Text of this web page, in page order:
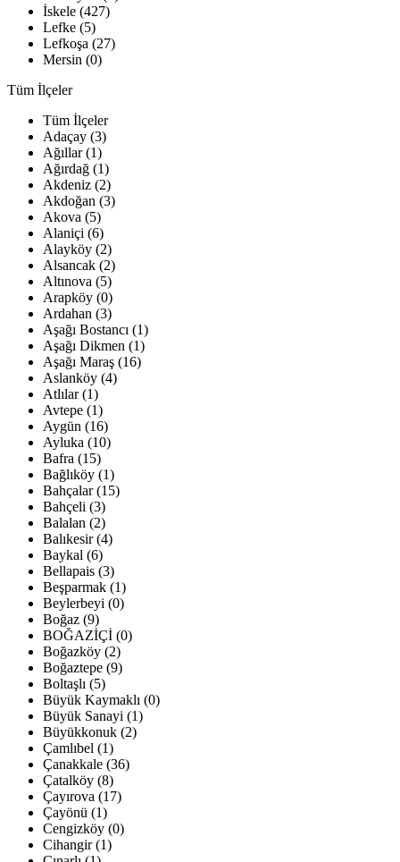
İskele (427)
Lefke (5)
Lefkoşa (27)
Mersin (0)
Tüm İlçeler
Tüm İlçeler
Adaçay (3)
Ağıllar (1)
Ağırdağ (1)
Akdeniz (2)
Akdoğan (3)
Akova (5)
Alaniçi (6)
Alayköy (2)
Alsancak (2)
Altınova (5)
Arapköy (0)
Ardahan (3)
Aşağı Bostancı (1)
Aşağı Dikmen (1)
Aşağı Maraş (16)
Aslanköy (4)
Atlılar (1)
Avtepe (1)
Aygün (16)
Ayluka (10)
Bafra (15)
Bağlıköy (1)
Bahçalar (15)
Bahçeli (3)
Balalan (2)
Balıkesir (4)
Baykal (6)
Bellapais (3)
Beşparmak (1)
Beylerbeyi (0)
Boğaz (9)
BOĞAZİÇİ (0)
Boğazköy (2)
Boğaztepe (9)
Boltaşlı (5)
Büyük Kaymaklı (0)
Büyük Sanayi (1)
Büyükkonuk (2)
Çamlıbel (1)
Çanakkale (36)
Çatalköy (8)
Çayırova (17)
Çayönü (1)
Cengizköy (0)
Cihangir (1)